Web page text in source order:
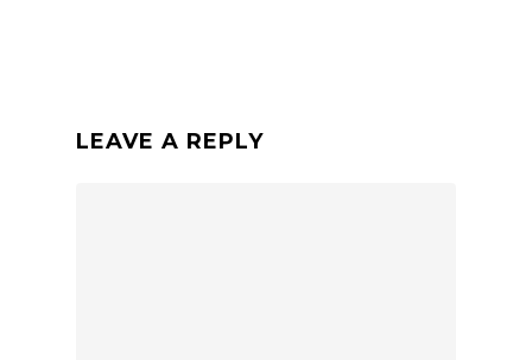
LEAVE A REPLY